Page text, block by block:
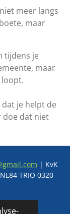
meer langs
maar
tijdens je
maar
loopt.
dat je helpt de
doe dat niet
| KvK
TRIO 0320